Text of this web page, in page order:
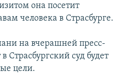
она посетит
человека в Страсбурге.
на вчерашней пресс-
Страсбургский суд будет
цели.